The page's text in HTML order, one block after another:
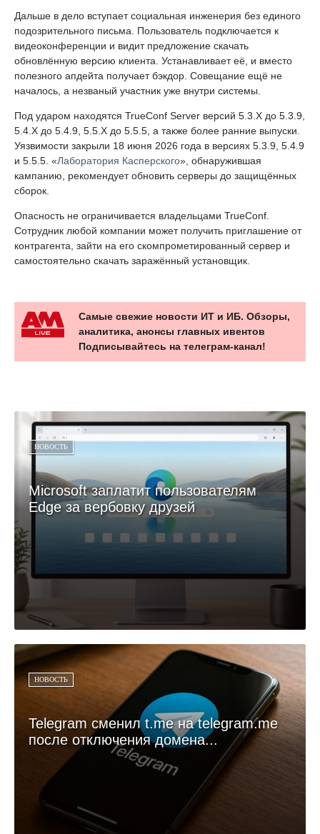
Дальше в дело вступает социальная инженерия без единого
подозрительного письма. Пользователь подключается к
видеоконференции и видит предложение скачать
обновлённую версию клиента. Устанавливает её, и вместо
полезного апдейта получает бэкдор. Совещание ещё не
началось, а незваный участник уже внутри системы.
Под ударом находятся TrueConf Server версий 5.3.X до 5.3.9,
5.4.X до 5.4.9, 5.5.X до 5.5.5, а также более ранние выпуски.
Уязвимости закрыли 18 июня 2026 года в версиях 5.3.9, 5.4.9
и 5.5.5. «Лаборатория Касперского», обнаружившая
кампанию, рекомендует обновить серверы до защищённых
сборок.
Опасность не ограничивается владельцами TrueConf.
Сотрудник любой компании может получить приглашение от
контрагента, зайти на его скомпрометированный сервер и
самостоятельно скачать заражённый установщик.
Самые свежие новости ИТ и ИБ. Обзоры,
аналитика, анонсы главных ивентов
Подписывайтесь на телеграм-канал!
НОВОСТЬ
Microsoft заплатит пользователям
Edge за вербовку друзей
НОВОСТЬ
Telegram сменил t.me на telegram.me
после отключения домена...